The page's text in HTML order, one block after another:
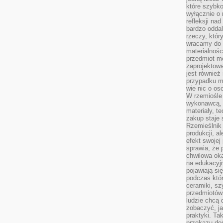
które
wyłącznie o
refleksji
bardzo
rzeczy,
wracamy
przedmiot
jest również
przypadku
wie nic o
W
materiały,
zakup staje
produkcji,
efekt swojej
sprawia, że
chwilowa
na
pojawiają
podczas
ceramiki,
ludzie chcą
zobaczyć,
praktyki.